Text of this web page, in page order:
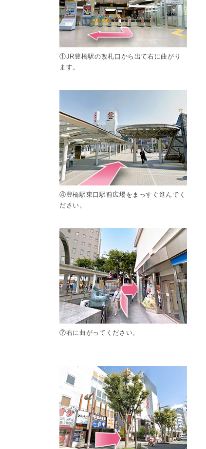
①JR豊橋駅の改札口から出て右に曲がり
ます。
④豊橋駅東口駅前広場をまっすぐ進んでく
ださい。
⑦右に曲がってください。